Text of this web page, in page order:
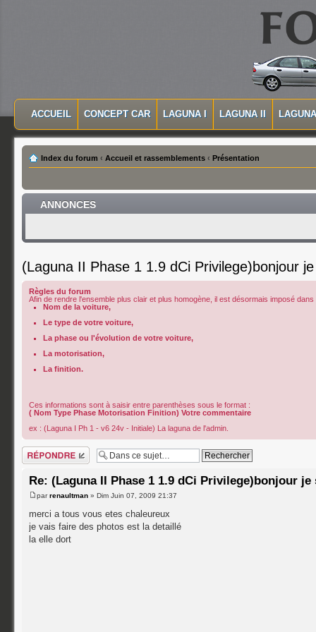
MENU PRINCIPAL
ACCUEIL CONCEPT CAR LAGUNA I LAGUNA II
Index du forum ‹ Accueil et rassemblements ‹ Présentation
ANNONCES
(Laguna II Phase 1 1.9 dCi Privilege)bonjour
Règles du forum
Afin de rendre l'ensemble plus clair et plus homogène, il est désormais imposé
Nom de la voiture,
Le type de votre voiture,
La phase ou l'évolution de votre voiture,
La motorisation,
La finition.
Ces informations sont à saisir entre parenthèses sous le format :
( Nom Type Phase Motorisation Finition) Votre commentaire
ex : (Laguna I Ph 1 - v6 24v - Initiale) La laguna de l'admin.
Répondre
Re: (Laguna II Phase 1 1.9 dCi Privilege)bonjour je
parrenaultman » Dim Juin 07, 2009 21:37
merci a tous vous etes chaleureux
je vais faire des photos est la detaillé
la elle dort